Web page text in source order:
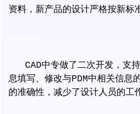
资料，新产品的设计严格按新标
CAD中专做了二次开发，支持
息填写、修改与PDM中相关信息
的准确性，减少了设计人员的工